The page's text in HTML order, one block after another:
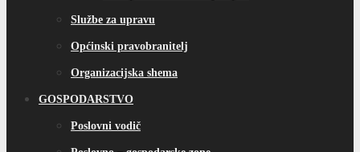
Službe za upravu
Općinski pravobranitelj
Organizacijska shema
GOSPODARSTVO
Poslovni vodič